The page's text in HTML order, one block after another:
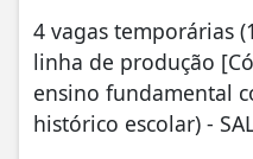
4 vagas temporárias
linha de produção
ensino fundamental
histórico escolar) -